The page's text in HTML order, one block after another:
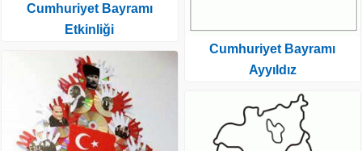
Cumhuriyet Bayramı
Etkinliği
Cumhuriyet Bayramı
Ayyıldız